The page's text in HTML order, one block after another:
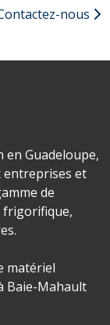
nous
en Guadeloupe,
entreprises et
de
frigorifique,
matériel
Baie-Mahault